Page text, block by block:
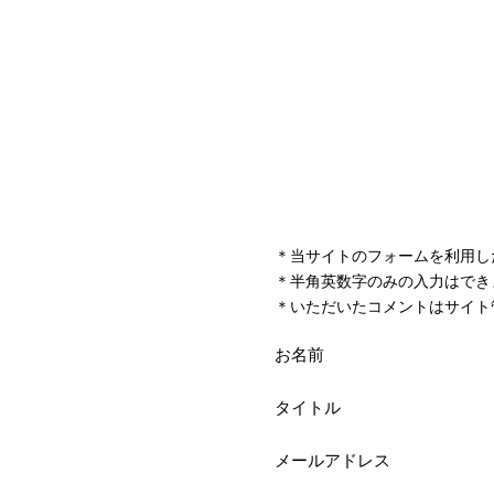
＊当サイトのフォームを利用
＊半角英数字のみの入力はで
＊いただいたコメントはサイ
お名前
タイトル
メールアドレス